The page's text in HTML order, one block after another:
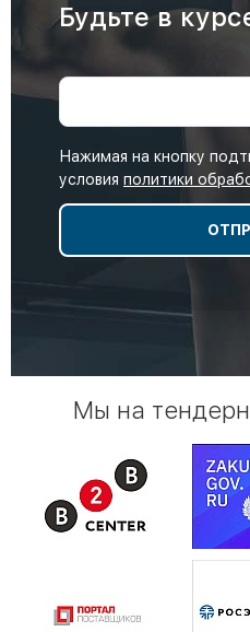
Будьте в
Нажимая на кнопку
условия политики
Мы на